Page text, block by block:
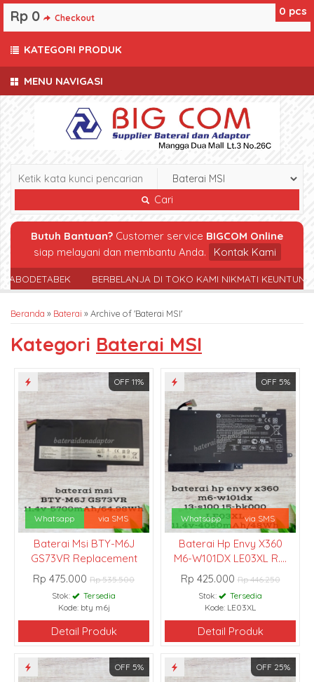
MENU NAVIGASI
Cari
Butuh Bantuan? Customer service BIGCOM Online
siap melayani dan membantu Anda.
Kontak Kami
BERBELANJA DI TOKO KAMI NIKMATI
Beranda » Baterai »Archive of 'Baterai MSI'
Kategori Baterai MSI
OFF 11%
Whatsapp via SMS
Baterai Msi BTY-M6J
GS73VR Replacement
Rp 475.000 Rp 535.500
Stok:
Tersedia
Kode: bty m6j
Detail Produk
OFF 5%
Whatsapp via SMS
Baterai Hp Envy X360
M6-W101DX LE03XL R....
Rp 425.000Rp 446.250
Stok:
Tersedia
Kode: LE03XL
Detail Produk
OFF 5% OFF 25%
0 pcs
Rp 0 Checkout
KATEGORI PRODUK